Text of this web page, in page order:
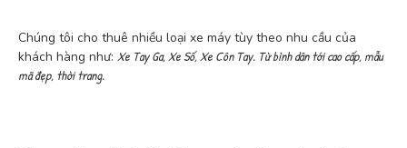
Chúng tôi cho thuê nhiều loại xe máy tùy theo nhu cầu của
khách hàng như: Xe Tay Ga, Xe Số, Xe Côn Tay. Từ bình dân tới cao cấp, mẫu
mã đẹp, thời trang.